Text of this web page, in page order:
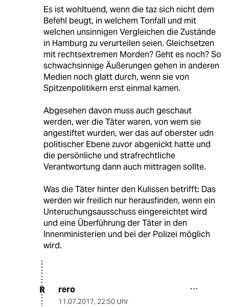
Es ist wohltuend, wenn die taz sich nicht dem
Befehl beugt, in welchem Tonfall und mit
welchen unsinnigen Vergleichen die Zustände
in Hamburg zu verurteilen seien. Gleichsetzen
mit rechtsextremen Morden? Geht es noch? So
schwachsinnige Äußerungen gehen in anderen
Medien noch glatt durch, wenn sie von
Spitzenpolitikern erst einmal kamen.
Abgesehen davon muss auch geschaut
werden, wer die Täter waren, von wem sie
angestiftet wurden, wer das auf oberster udn
politischer Ebene zuvor abgenickt hatte und
die persönliche und strafrechtliche
Verantwortung dann auch mittragen sollte.
Was die Täter hinter den Kulissen betrifft: Das
werden wir freilich nur herausfinden, wenn ein
Unteruchungsausschuss eingereichtet wird
und eine Überführung der Täter in den
Innenministerien und bei der Polizei möglich
wird.
R rero
11.07.2017, 22:50 Uhr